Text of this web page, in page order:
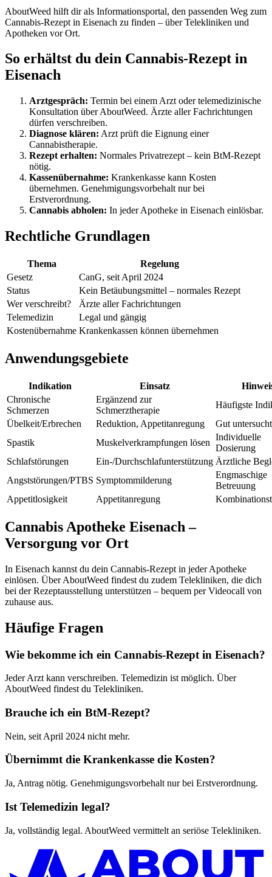
AboutWeed hilft dir als Informationsportal, den passenden Weg zum
Cannabis-Rezept in Eisenach zu finden – über Telekliniken und
Apotheken vor Ort.
So erhältst du dein Cannabis-Rezept in
Eisenach
Arztgespräch: Termin bei einem Arzt oder telemedizinische
Konsultation über AboutWeed. Ärzte aller Fachrichtungen
dürfen verschreiben.
Diagnose klären: Arzt prüft die Eignung einer
Cannabistherapie.
Rezept erhalten: Normales Privatrezept – kein BtM-Rezept
nötig.
Kassenübernahme: Krankenkasse kann Kosten
übernehmen. Genehmigungsvorbehalt nur bei
Erstverordnung.
Cannabis abholen: In jeder Apotheke in Eisenach einlösbar.
Rechtliche Grundlagen
Thema
Regelung
Gesetz
CanG, seit April 2024
Status
Kein Betäubungsmittel – normales Rezept
Wer verschreibt?
Ärzte aller Fachrichtungen
Telemedizin
Legal und gängig
Kostenübernahme Krankenkassen können übernehmen
Anwendungsgebiete
Indikation Einsatz
Chronische
Schmerzen
Ergänzend zur
Schmerztherapie
Häufigste
Übelkeit/Erbrechen
Reduktion, Appetitanregung
Gut untersucht
Spastik
Muskelverkrampfungen lösen
Individuelle
Dosierung
Schlafstörungen
Ein-/Durchschlafunterstützung Ärztliche
Angststörungen/PTBS Symptommilderung
Engmaschige
Betreuung
Appetitlosigkeit
Appetitanregung
Cannabis Apotheke Eisenach –
Versorgung vor Ort
In Eisenach kannst du dein Cannabis-Rezept in jeder Apotheke
einlösen. Über AboutWeed findest du zudem Telekliniken, die dich
bei der Rezeptausstellung unterstützen – bequem per Videocall von
zuhause aus.
Häufige Fragen
Wie bekomme ich ein Cannabis-Rezept in Eisenach?
Jeder Arzt kann verschreiben. Telemedizin ist möglich. Über
AboutWeed findest du Telekliniken.
Brauche ich ein BtM-Rezept?
Nein, seit April 2024 nicht mehr.
Übernimmt die Krankenkasse die Kosten?
Ja, Antrag nötig. Genehmigungsvorbehalt nur bei Erstverordnung.
Ist Telemedizin legal?
Ja, vollständig legal. AboutWeed vermittelt an seriöse Telekliniken.